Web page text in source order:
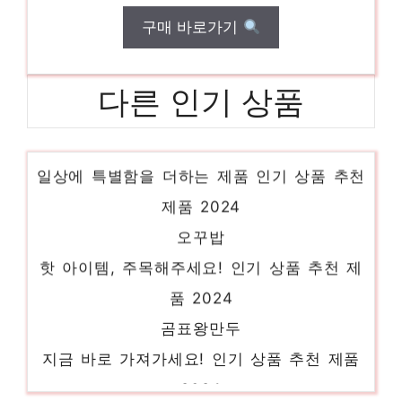
구매 바로가기
다른 인기 상품
궁중도가니탕
제품 2024
오꾸밥
핫 아이템, 주목해주세요! 인기 상품 추천 제
품 2024
곰표왕만두
지금 바로 가져가세요! 인기 상품 추천 제품
2024